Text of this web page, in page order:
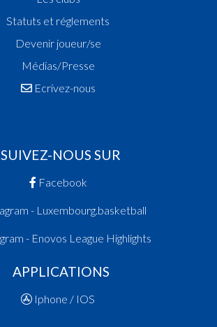
Statuts et réglements
Devenir joueur/se
Médias/Presse
Ecrivez-nous
SUIVEZ-NOUS SUR
Facebook
- Luxembourg.basketball
- Enovos League Highlights
APPLICATIONS
Iphone / IOS